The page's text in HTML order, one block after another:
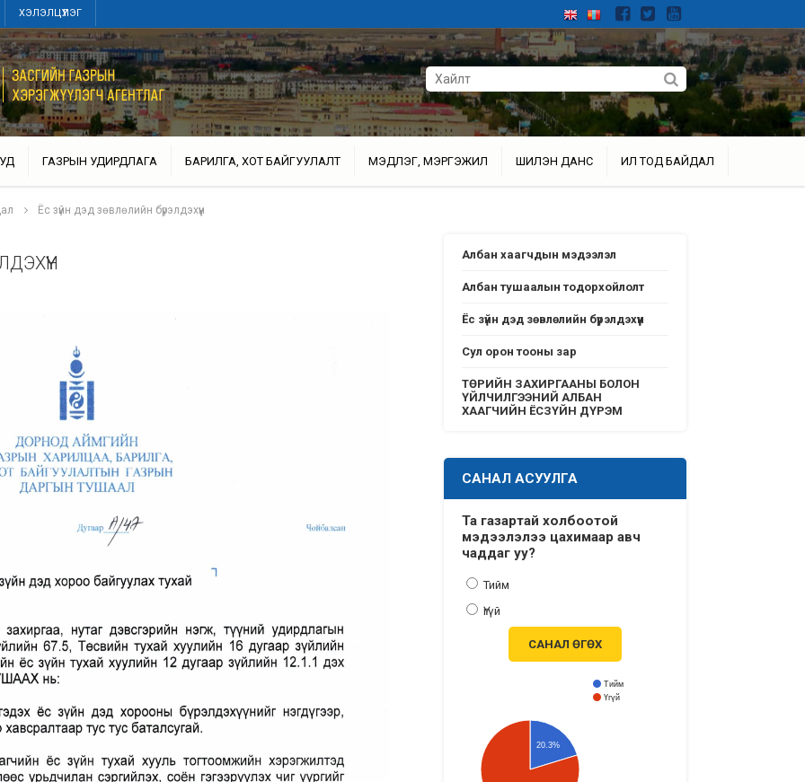
ХЭЛЭЛЦҮҮЛЭГ
ГАЗРЫН УДИРДЛАГА БАРИЛГА, ХОТ БАЙГУУЛАЛТ МЭДЛЭГ, МЭРГЭЖИЛ ШИЛЭН ДАНС ИЛ ТОД БАЙДАЛ
Ёс зүйн дэд зөвлөлийн бүрэлдэхүүн
Албан хаагчдын мэдээлэл
Албан тушаалын тодорхойлолт
Ёс зүйн дэд зөвлөлийн бүрэлдэхүүн
Сул орон тооны зар
ТӨРИЙН ЗАХИРГААНЫ БОЛОН
ҮЙЛЧИЛГЭЭНИЙ АЛБАН
ХААГЧИЙН ЁСЗҮЙН ДҮРЭМ
САНАЛ АСУУЛГА
Та газартай холбоотой
мэдээлэлээ цахимаар авч
чаддаг уу?
Тийм
Үгүй
САНАЛ ӨГӨХ
Тийм
Үгүй
20.3%